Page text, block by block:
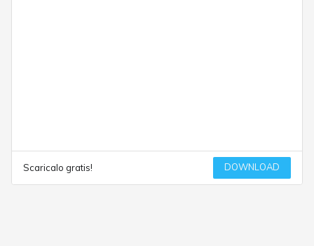
Scaricalo gratis! DOWNLOAD